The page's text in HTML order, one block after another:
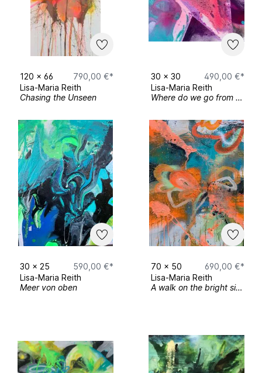
Ernährung, Landwirtschaft und Forsten
2020// Bäder Ausstellung // Hefele Plattling
2021// Ausstellung der Kulturschaffenden
2023// ILE Grüner Dreiberg // Altes
Schulhaus Rinchnach
MORE TO COME...
120 x 66
790,00 €*
Lisa-Maria Reith
Chasing the Unseen
30 x 30
490,00 €*
Lisa-Maria Reith
Where do we go from here?
30 x 25
590,00 €*
Lisa-Maria Reith
Meer von oben
70 x 50
690,00 €*
Lisa-Maria Reith
A walk on the bright side (of life)